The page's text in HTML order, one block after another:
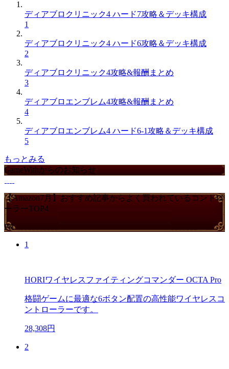
ディアブロクリニック4 ハード7攻略＆デッキ構成
1
ディアブロクリニック4 ハード6攻略＆デッキ構成
2
ディアブロクリニック4攻略&報酬まとめ
3
ディアブロエンブレム4攻略&報酬まとめ
4
ディアブロエンブレム4 ハード6-1攻略＆デッキ構成
5
もっとみる
GameWithからのお知らせ
【Amazon7月】おすすめ記事からよく買われているコントロ
ーラーTOP4
PR
1
HORIワイヤレスファイティングコマンダー OCTA Pro
格闘ゲームに最適な6ボタン配置の高性能ワイヤレスコ
ントローラーです。
28,308円
2